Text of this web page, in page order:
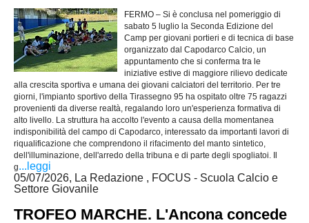
FERMO – Si è conclusa nel pomeriggio di
sabato 5 luglio la Seconda Edizione del
Camp per giovani portieri e di tecnica di base
organizzato dal Capodarco Calcio, un
appuntamento che si conferma tra le
iniziative estive di maggiore rilievo dedicate
alla crescita sportiva e umana dei giovani calciatori del territorio. Per tre
giorni, l'impianto sportivo della Tirassegno 95 ha ospitato oltre 75 ragazzi
provenienti da diverse realtà, regalando loro un'esperienza formativa di
alto livello. La struttura ha accolto l'evento a causa della momentanea
indisponibilità del campo di Capodarco, interessato da importanti lavori di
riqualificazione che comprendono il rifacimento del manto sintetico,
dell'illuminazione, dell'arredo della tribuna e di parte degli spogliatoi. Il
g...leggi
05/07/2026, La Redazione , FOCUS - Scuola Calcio e
Settore Giovanile
TROFEO MARCHE. L'Ancona concede